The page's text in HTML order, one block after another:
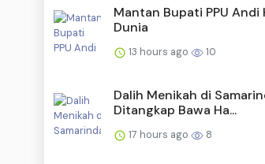
Mantan Bupati PPU
Dunia
13 hours ago 10
Dalih Menikah di
Ditangkap Bawa Ha...
17 hours ago 8